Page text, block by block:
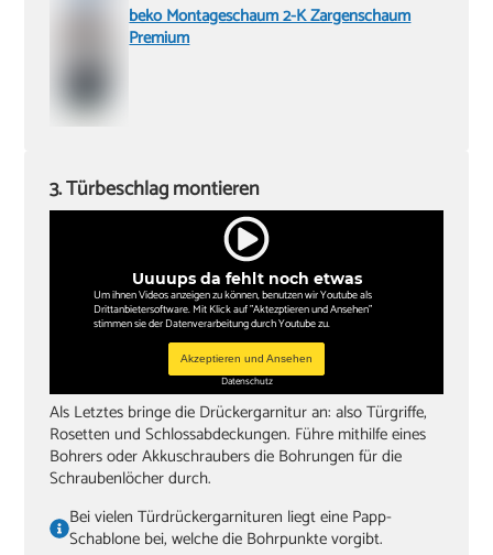
beko Montageschaum 2-K Zargenschaum
Premium
Uuuups da fehlt noch etwas
Um ihnen Videos anzeigen zu können, benutzen wir Youtube als
Drittanbietersoftware. Mit Klick auf "Aktezptieren und Ansehen"
stimmen sie der Datenverarbeitung durch Youtube zu.
Akzeptieren und Ansehen
Datenschutz
3. Türbeschlag montieren
Als Letztes bringe die Drückergarnitur an: also Türgriffe,
Rosetten und Schlossabdeckungen. Führe mithilfe eines
Bohrers oder Akkuschraubers die Bohrungen für die
Schraubenlöcher durch.
Bei vielen Türdrückergarnituren liegt eine Papp-
Schablone bei, welche die Bohrpunkte vorgibt.